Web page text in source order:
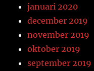
januari 2020
december 2019
november 2019
oktober 2019
september 2019